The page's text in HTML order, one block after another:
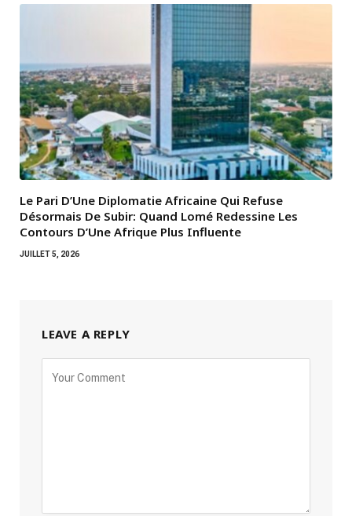
Le Pari D’Une Diplomatie Africaine Qui Refuse
Désormais De Subir: Quand Lomé Redessine Les
Contours D’Une Afrique Plus Influente
JUILLET 5, 2026
LEAVE A REPLY